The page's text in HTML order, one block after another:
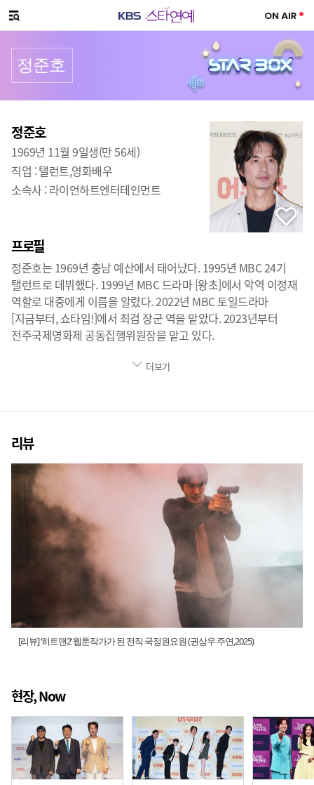
메뉴 열기
정준호
프로필
정준호
1969년 11월 9일생(만 56세)
직업 :탤런트,영화배우
소속사 : 라이언하트엔터테인먼트
프로필
정준호는 1969년 충남 예산에서 태어났다. 1995년 MBC 24기
탤런트로 데뷔했다. 1999년 MBC 드라마 [왕초]에서 악역 이정재
역할로 대중에게 이름을 알렸다. 2022년 MBC 토일드라마
[지금부터, 쇼타임!]에서 최검 장군 역을 맡았다. 2023년부터
전주국제영화제 공동집행위원장을 맡고 있다.
더보기
리뷰
[리뷰] ‘히트맨2’ 웹툰작가가 된 전직 국정원요원 (권상우 주연,2025)
현장, Now